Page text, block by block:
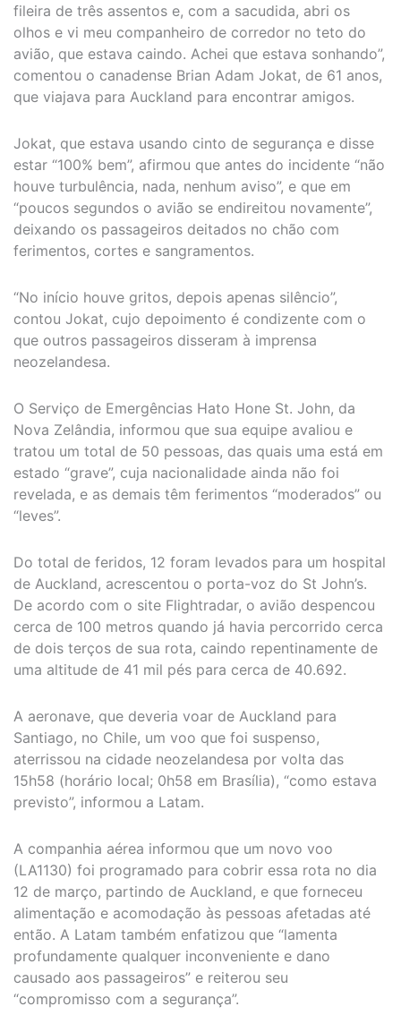
fileira de três assentos e, com a sacudida, abri os
olhos e vi meu companheiro de corredor no teto do
avião, que estava caindo. Achei que estava sonhando”,
comentou o canadense Brian Adam Jokat, de 61 anos,
que viajava para Auckland para encontrar amigos.
Jokat, que estava usando cinto de segurança e disse
estar “100% bem”, afirmou que antes do incidente “não
houve turbulência, nada, nenhum aviso”, e que em
“poucos segundos o avião se endireitou novamente”,
deixando os passageiros deitados no chão com
ferimentos, cortes e sangramentos.
“No início houve gritos, depois apenas silêncio”,
contou Jokat, cujo depoimento é condizente com o
que outros passageiros disseram à imprensa
neozelandesa.
O Serviço de Emergências Hato Hone St. John, da
Nova Zelândia, informou que sua equipe avaliou e
tratou um total de 50 pessoas, das quais uma está em
estado “grave”, cuja nacionalidade ainda não foi
revelada, e as demais têm ferimentos “moderados” ou
“leves”.
Do total de feridos, 12 foram levados para um hospital
de Auckland, acrescentou o porta-voz do St John’s.
De acordo com o site Flightradar, o avião despencou
cerca de 100 metros quando já havia percorrido cerca
de dois terços de sua rota, caindo repentinamente de
uma altitude de 41 mil pés para cerca de 40.692.
A aeronave, que deveria voar de Auckland para
Santiago, no Chile, um voo que foi suspenso,
aterrissou na cidade neozelandesa por volta das
15h58 (horário local; 0h58 em Brasília), “como estava
previsto”, informou a Latam.
A companhia aérea informou que um novo voo
(LA1130) foi programado para cobrir essa rota no dia
12 de março, partindo de Auckland, e que forneceu
alimentação e acomodação às pessoas afetadas até
então. A Latam também enfatizou que “lamenta
profundamente qualquer inconveniente e dano
causado aos passageiros” e reiterou seu
“compromisso com a segurança”.